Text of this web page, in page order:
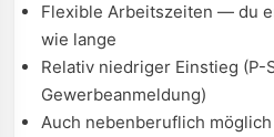
Flexible Arbeitszeiten — du
wie lange
Relativ niedriger Einstieg (P-
Gewerbeanmeldung)
Auch nebenberuflich möglich